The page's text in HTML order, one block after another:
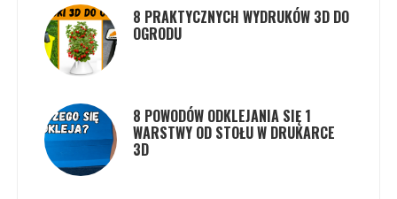
8 PRAKTYCZNYCH WYDRUKÓW 3D DO
OGRODU
8 POWODÓW ODKLEJANIA SIĘ 1
WARSTWY OD STOŁU W DRUKARCE
3D